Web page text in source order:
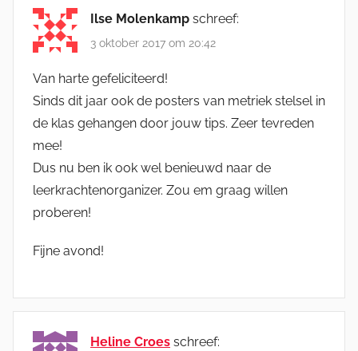
Ilse Molenkamp schreef:
3 oktober 2017 om 20:42
Van harte gefeliciteerd!
Sinds dit jaar ook de posters van metriek stelsel in
de klas gehangen door jouw tips. Zeer tevreden
mee!
Dus nu ben ik ook wel benieuwd naar de
leerkrachtenorganizer. Zou em graag willen
proberen!
Fijne avond!
Heline Croes schreef: